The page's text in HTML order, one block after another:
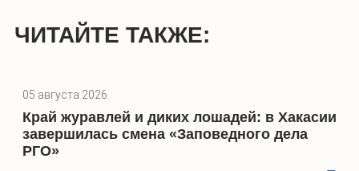
ЧИТАЙТЕ ТАКЖЕ:
05 августа 2026
Край журавлей и диких лошадей: в Хакасии
завершилась смена «Заповедного дела
РГО»